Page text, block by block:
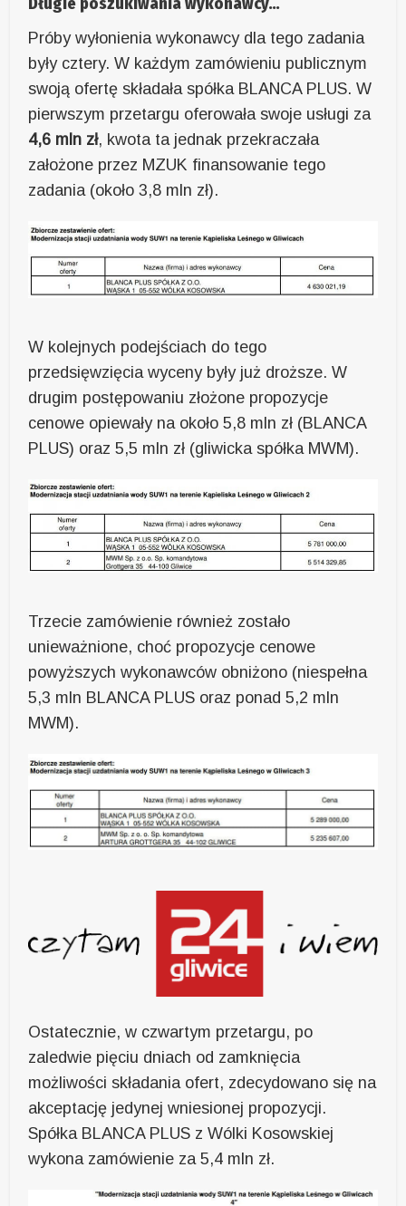
Próby wyłonienia wykonawcy dla tego zadania
były cztery. W każdym zamówieniu publicznym
swoją ofertę składała spółka BLANCA PLUS. W
pierwszym przetargu oferowała swoje usługi za
4,6 mln zł, kwota ta jednak przekraczała
założone przez MZUK finansowanie tego
zadania (około 3,8 mln zł).
W kolejnych podejściach do tego
przedsięwzięcia wyceny były już droższe. W
drugim postępowaniu złożone propozycje
cenowe opiewały na około 5,8 mln zł (BLANCA
PLUS) oraz 5,5 mln zł (gliwicka spółka MWM).
Trzecie zamówienie również zostało
unieważnione, choć propozycje cenowe
powyższych wykonawców obniżono (niespełna
5,3 mln BLANCA PLUS oraz ponad 5,2 mln
MWM).
Ostatecznie, w czwartym przetargu, po
zaledwie pięciu dniach od zamknięcia
możliwości składania ofert, zdecydowano się na
akceptację jedynej wniesionej propozycji.
Spółka BLANCA PLUS z Wólki Kosowskiej
wykona zamówienie za 5,4 mln zł.